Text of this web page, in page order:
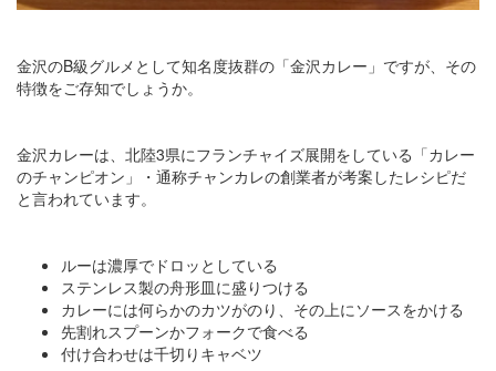
金沢のB級グルメとして知名度抜群の「金沢カレー」ですが、その
特徴をご存知でしょうか。
金沢カレーは、北陸3県にフランチャイズ展開をしている「カレー
のチャンピオン」・通称チャンカレの創業者が考案したレシピだ
と言われています。
ルーは濃厚でドロッとしている
ステンレス製の舟形皿に盛りつける
カレーには何らかのカツがのり、その上にソースをかける
先割れスプーンかフォークで食べる
付け合わせは千切りキャベツ